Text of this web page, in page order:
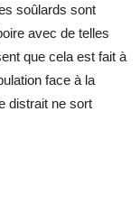
soûlards sont
avec de telles
que cela est fait à
face à la
distrait ne sort